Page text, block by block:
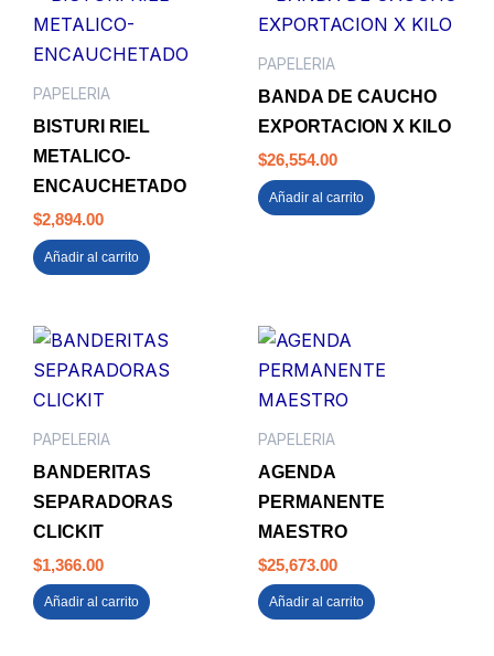
PAPELERIA
BISTURI RIEL
METALICO-
ENCAUCHETADO
$2,894.00
Añadir al carrito
PAPELERIA
BANDA DE CAUCHO
EXPORTACION X KILO
$26,554.00
Añadir al carrito
PAPELERIA
BANDERITAS
SEPARADORAS
CLICKIT
$1,366.00
Añadir al carrito
PAPELERIA
AGENDA
PERMANENTE
MAESTRO
$25,673.00
Añadir al carrito